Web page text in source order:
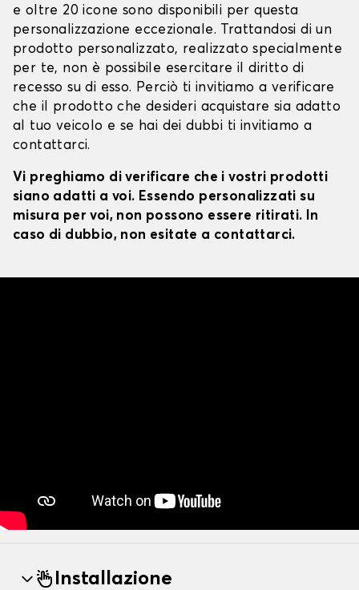
e oltre 20 icone sono disponibili per questa
personalizzazione eccezionale. Trattandosi di un
prodotto personalizzato, realizzato specialmente
per te, non è possibile esercitare il diritto di
recesso su di esso. Perciò ti invitiamo a verificare
che il prodotto che desideri acquistare sia adatto
al tuo veicolo e se hai dei dubbi ti invitiamo a
contattarci.
Vi preghiamo di verificare che i vostri prodotti
siano adatti a voi. Essendo personalizzati su
misura per voi, non possono essere ritirati. In
caso di dubbio, non esitate a contattarci.
Installazione